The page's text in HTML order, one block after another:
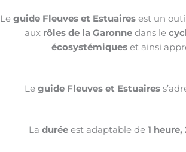
Le guide Fleuves et Estuairesest un
aux rôles de la Garonnedans le
écosystémiqueset ainsi
Le guide Fleuves et Estuaires
La durée est adaptable de 1 heure,